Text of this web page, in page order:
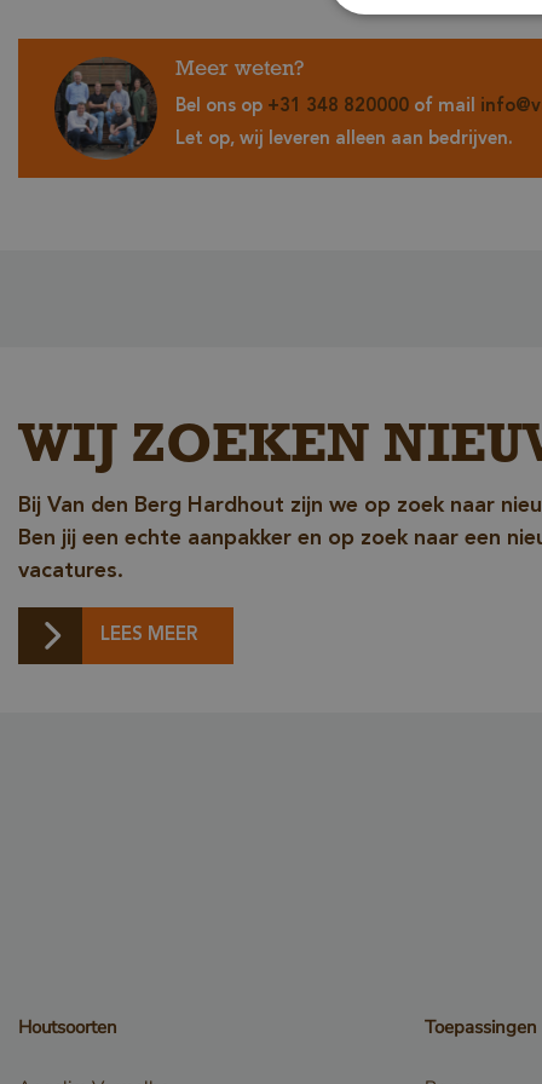
Meer weten?
Bel ons op +31 348 820000 of mail
Let op, wij leveren alleen aan bedrijven.
WIJ ZOEKEN
Bij Van den Berg Hardhout zijn we op zoek naar
Ben jij een echte aanpakker en op zoek naar een
vacatures.
LEES MEER
Houtsoorten Toepassingen
Naam
_GRECAPTCHA